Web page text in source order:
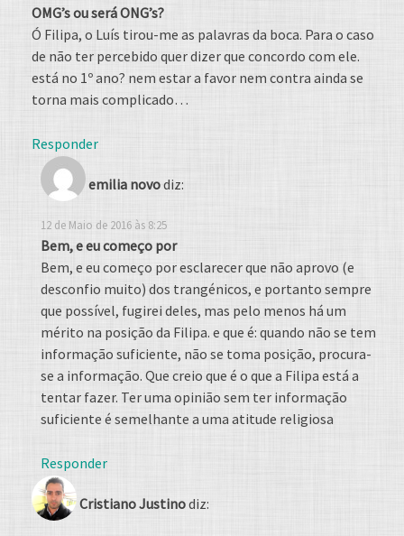
OMG’s ou será ONG’s?
Ó Filipa, o Luís tirou-me as palavras da boca. Para o caso
de não ter percebido quer dizer que concordo com ele.
está no 1º ano? nem estar a favor nem contra ainda se
torna mais complicado…
Responder
emilia novodiz:
12 de Maio de 2016 às 8:25
Bem, e eu começo por
Bem, e eu começo por esclarecer que não aprovo (e
desconfio muito) dos trangénicos, e portanto sempre
que possível, fugirei deles, mas pelo menos há um
mérito na posição da Filipa. e que é: quando não se tem
informação suficiente, não se toma posição, procura-
se a informação. Que creio que é o que a Filipa está a
tentar fazer. Ter uma opinião sem ter informação
suficiente é semelhante a uma atitude religiosa
Responder
Cristiano Justinodiz: